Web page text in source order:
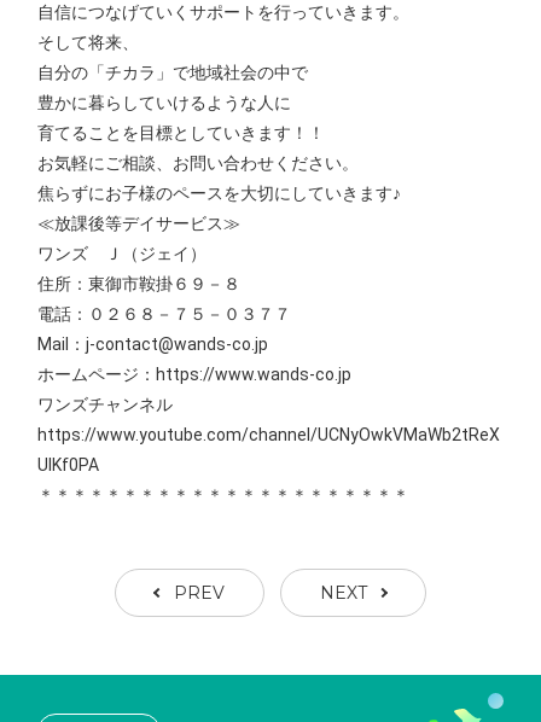
自信につなげていくサポートを行っていきます。
そして将来、
自分の「チカラ」で地域社会の中で
豊かに暮らしていけるような人に
育てることを目標としていきます！！
お気軽にご相談、お問い合わせください。
焦らずにお子様のペースを大切にしていきます♪
≪放課後等デイサービス≫
ワンズ Ｊ（ジェイ）
住所：東御市鞍掛６９－８
電話：０２６８－７５－０３７７
Mail：j-contact@wands-co.jp
ホームページ：https://www.wands-co.jp
ワンズチャンネル
https://www.youtube.com/channel/UCNyOwkVMaWb2tReX
UIKf0PA
＊＊＊＊＊＊＊＊＊＊＊＊＊＊＊＊＊＊＊＊＊＊
PREV NEXT